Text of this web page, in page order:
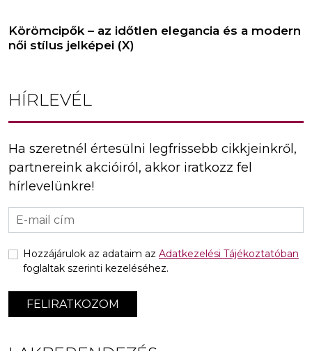
Körömcipők – az időtlen elegancia és a modern
női stílus jelképei (X)
HÍRLEVÉL
Ha szeretnél értesülni legfrissebb cikkjeinkről,
partnereink akcióiról, akkor iratkozz fel
hírlevelünkre!
FELIRATKOZOM
Hozzájárulok az adataim az Adatkezelési Tájékoztatóban
foglaltak szerinti kezeléséhez.